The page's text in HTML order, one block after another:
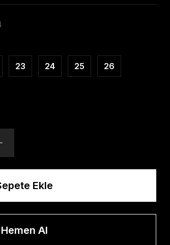
23 24 25 26
Ekle
Hemen Al